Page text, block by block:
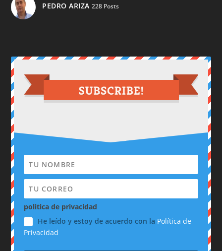
PEDRO ARIZA 228 Posts
politica de privacidad
He leído y estoy de acuerdo con la Política de
Privacidad